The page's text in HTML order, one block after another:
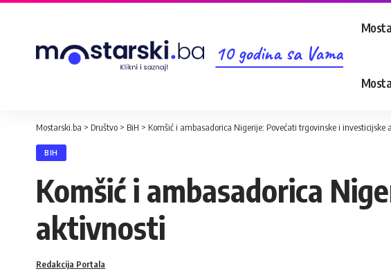
10 godina sa Vama
Mostarski.ba > Društvo > BiH > Komšić i ambasadorica Nigerije: Povećati trgovinske i investicijske
BIH
Komšić i ambasadorica
aktivnosti
Redakcija Portala